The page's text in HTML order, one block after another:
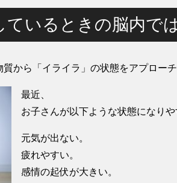
いるときの脳内で
から「イライラ」の状態をアプローチ
最近、
お子さんが以下ような状態になり
元気が出ない。
疲れやすい。
感情の起伏が大きい。